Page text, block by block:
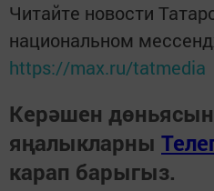
Читайте новости
национальном
https://max.ru/tatmedia
Керәшен
яңалыкларны
карап барыгыз.